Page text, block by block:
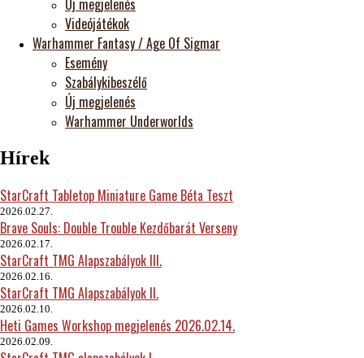
Új megjelenés
Videójátékok
Warhammer Fantasy / Age Of Sigmar
Esemény
Szabálykibeszélő
Új megjelenés
Warhammer Underworlds
Hírek
StarCraft Tabletop Miniature Game Béta Teszt
2026.02.27.
Brave Souls: Double Trouble Kezdőbarát Verseny
2026.02.17.
StarCraft TMG Alapszabályok III.
2026.02.16.
StarCraft TMG Alapszabályok II.
2026.02.10.
Heti Games Workshop megjelenés 2026.02.14.
2026.02.09.